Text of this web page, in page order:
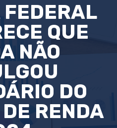
FEDERAL
QUE
NÃO
DO
RENDA